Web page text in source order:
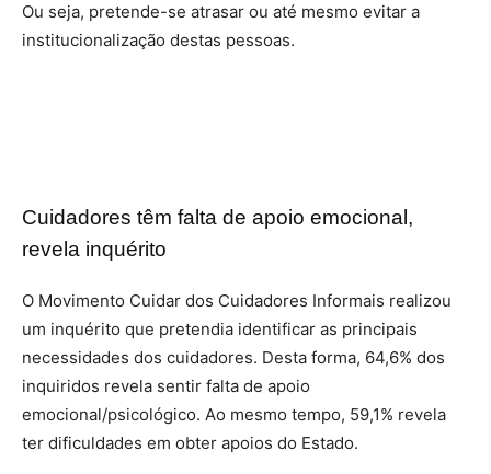
Ou seja, pretende-se atrasar ou até mesmo evitar a
institucionalização destas pessoas.
Cuidadores têm falta de apoio emocional,
revela inquérito
O Movimento Cuidar dos Cuidadores Informais realizou
um inquérito que pretendia identificar as principais
necessidades dos cuidadores. Desta forma, 64,6% dos
inquiridos revela sentir falta de apoio
emocional/psicológico. Ao mesmo tempo, 59,1% revela
ter dificuldades em obter apoios do Estado.